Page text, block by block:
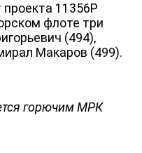
11356Р
флоте три
(494),
Макаров (499).
горючим МРК